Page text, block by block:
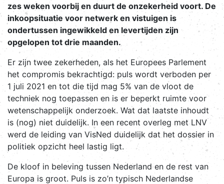
zes weken voorbij en duurt de onzekerheid voort. De
inkoopsituatie voor netwerk en vistuigen is
ondertussen ingewikkeld en levertijden zijn
opgelopen tot drie maanden.
Er zijn twee zekerheden, als het Europees Parlement
het compromis bekrachtigd: puls wordt verboden per
1 juli 2021 en tot die tijd mag 5% van de vloot de
techniek nog toepassen en is er beperkt ruimte voor
wetenschappelijk onderzoek. Wat dat laatste inhoudt
is (nog) niet duidelijk. In een recent overleg met LNV
werd de leiding van VisNed duidelijk dat het dossier in
politiek opzicht heel lastig ligt.
De kloof in beleving tussen Nederland en de rest van
Europa is groot. Puls is zo’n typisch Nederlandse